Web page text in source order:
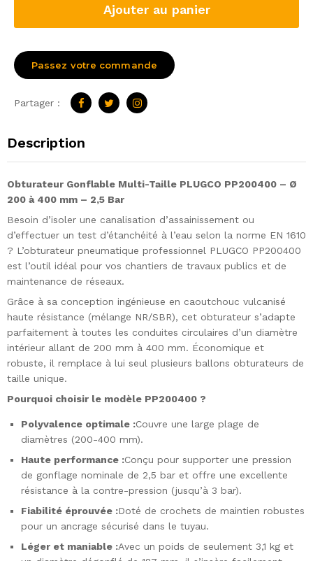
Ajouter au panier
Passez votre commande
Partager :
Description
Obturateur Gonflable Multi-Taille PLUGCO PP200400 – Ø
200 à 400 mm – 2,5 Bar
Besoin d’isoler une canalisation d’assainissement ou
d’effectuer un test d’étanchéité à l’eau selon la norme EN 1610
? L’obturateur pneumatique professionnel PLUGCO PP200400
est l’outil idéal pour vos chantiers de travaux publics et de
maintenance de réseaux.
Grâce à sa conception ingénieuse en caoutchouc vulcanisé
haute résistance (mélange NR/SBR), cet obturateur s’adapte
parfaitement à toutes les conduites circulaires d’un diamètre
intérieur allant de 200 mm à 400 mm. Économique et
robuste, il remplace à lui seul plusieurs ballons obturateurs de
taille unique.
Pourquoi choisir le modèle PP200400 ?
Polyvalence optimale :Couvre une large plage de
diamètres (200-400 mm).
Haute performance :Conçu pour supporter une pression
de gonflage nominale de 2,5 bar et offre une excellente
résistance à la contre-pression (jusqu’à 3 bar).
Fiabilité éprouvée :Doté de crochets de maintien robustes
pour un ancrage sécurisé dans le tuyau.
Léger et maniable :Avec un poids de seulement 3,1 kg et